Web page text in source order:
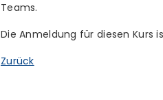
Teams.
Die Anmeldung für diesen Kurs
Zurück